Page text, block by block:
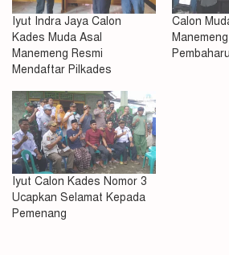
Iyut Indra Jaya Calon
Kades Muda Asal
Manemeng Resmi
Mendaftar Pilkades
Calon
Iyut Calon Kades Nomor 3
Ucapkan Selamat Kepada
Pemenang